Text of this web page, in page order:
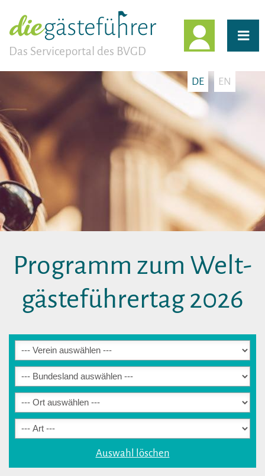
Das Serviceportal des BVGD
DE EN
Programm zum Welt­
gäste­führertag 2026
Auswahl löschen